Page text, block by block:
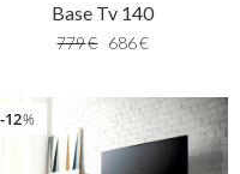
Base Tv 140
779€ 686€
%
12